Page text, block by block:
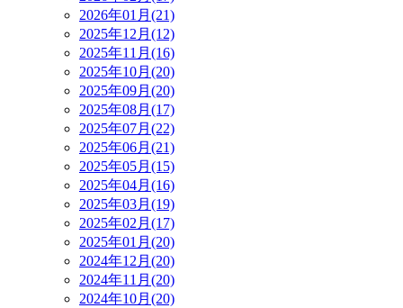
2026年01月(21)
2025年12月(12)
2025年11月(16)
2025年10月(20)
2025年09月(20)
2025年08月(17)
2025年07月(22)
2025年06月(21)
2025年05月(15)
2025年04月(16)
2025年03月(19)
2025年02月(17)
2025年01月(20)
2024年12月(20)
2024年11月(20)
2024年10月(20)